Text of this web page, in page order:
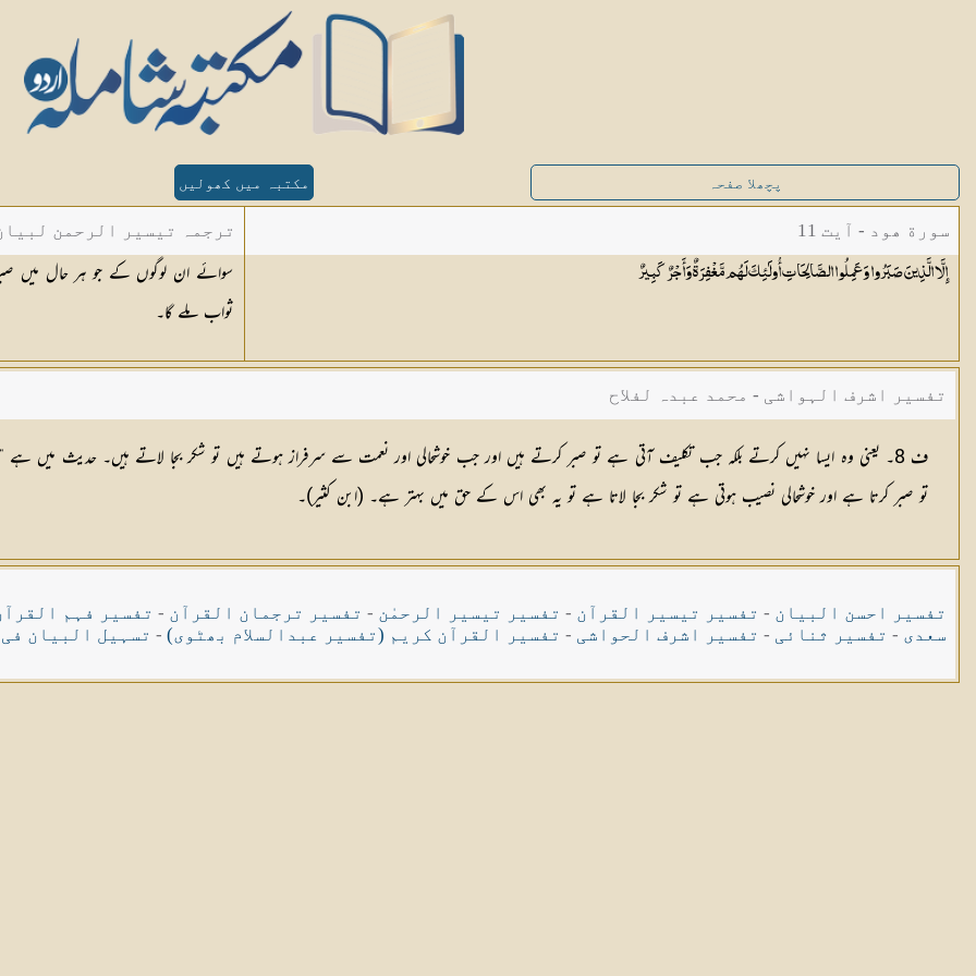
پچھلا صفحہ مکتبہ میں کھولیں
سورة ھود - آیت 11
إِلَّا الَّذِينَ صَبَرُوا وَعَمِلُوا الصَّالِحَاتِ أُولَٰئِكَ لَهُم مَّغْفِرَةٌ وَأَجْرٌ كَبِيرٌ
ترجمہ تیسیر الرحمن
سوائے ان لوگوں کے جو ہر حال میں
ثواب ملے گا۔
تفسیر اشرف الہواشی - محمد عبدہ لفلاح
ف 8۔ یعنی وہ ایسا نہیں کرتے بلکہ جب تکلیف آتی ہے تو صبر کرتے ہیں اور جب خوشحالی اور نعمت سے سرفراز ہوتے ہیں تو شکر بجا لاتے ہیں۔ حدیث
تو صبر کرتا ہے اور خوشحالی نصیب ہوتی ہے تو شکر بجا لاتا ہے تو یہ بھی اس کے حق میں بہتر ہے۔ (ابن کثیر)۔
تفسیر احسن البیان - تفسیر تیسیر القرآن - تفسیر تیسیر الرحمٰن - تفسیر ترجمان القرآن - تفسیر فہم
سعدی - تفسیر ثنائی - تفسیر اشرف الحواشی - تفسیر القرآن کریم (تفسیر عبدالسلام بھٹوی) - تسہیل البیان